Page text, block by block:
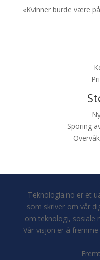
«Kvinner burde være
Sporing
Teknologia.no er et
som skriver om vår
om teknologi, sosiale
Vår visjon er å